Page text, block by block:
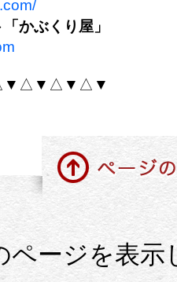
かぶくり屋」
ページの先頭に戻る
ページを表示